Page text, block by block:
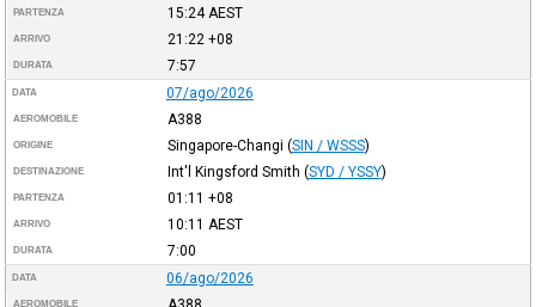
PARTENZA 15:24 AEST
ARRIVO 21:22 +08
DURATA 7:57
DATA 07/ago/2026
AEROMOBILE A388
ORIGINE Singapore-Changi (SIN / WSSS)
DESTINAZIONE Int'l Kingsford Smith (SYD / YSSY)
PARTENZA 01:11 +08
ARRIVO 10:11 AEST
DURATA 7:00
DATA 06/ago/2026
AEROMOBILE